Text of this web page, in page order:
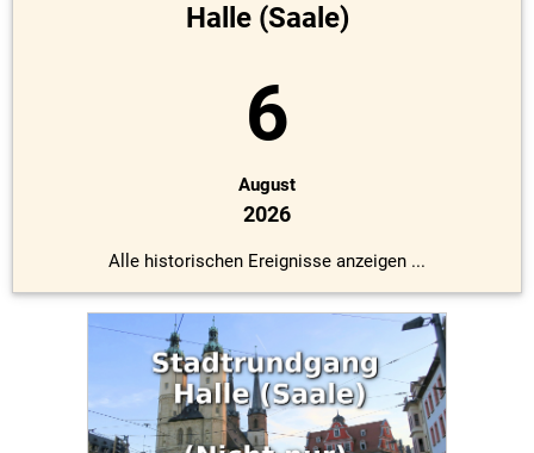
Halle (Saale)
6
August
2026
Alle historischen Ereignisse anzeigen ...